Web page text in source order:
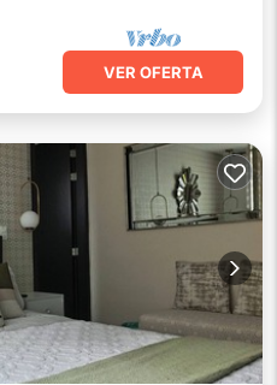
VER OFERTA